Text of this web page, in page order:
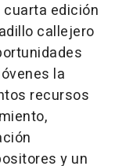
edición
callejero
la
recursos
y un